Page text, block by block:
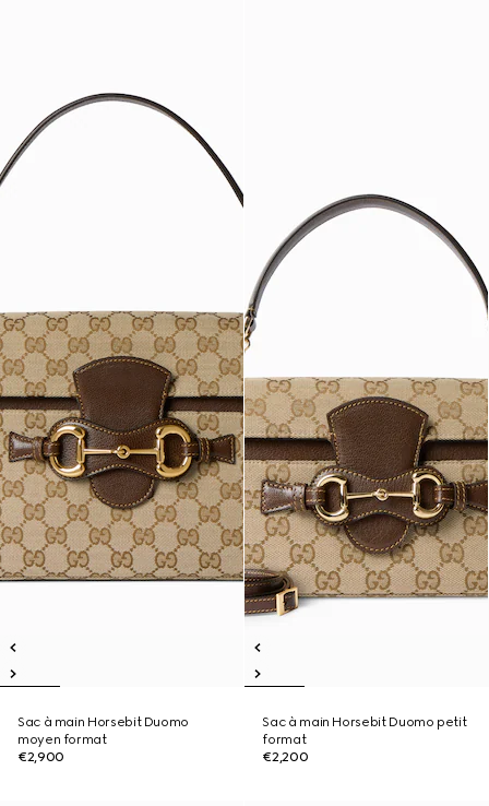
Sac à main Horsebit Duomo
moyen format
€2,900
Sac à main Horsebit Duomo petit
format
€2,200